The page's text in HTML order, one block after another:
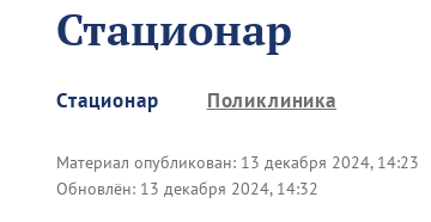
Стационар
Стационар Поликлиника
Материал опубликован: 13 декабря 2024, 14:23
Обновлён: 13 декабря 2024, 14:32